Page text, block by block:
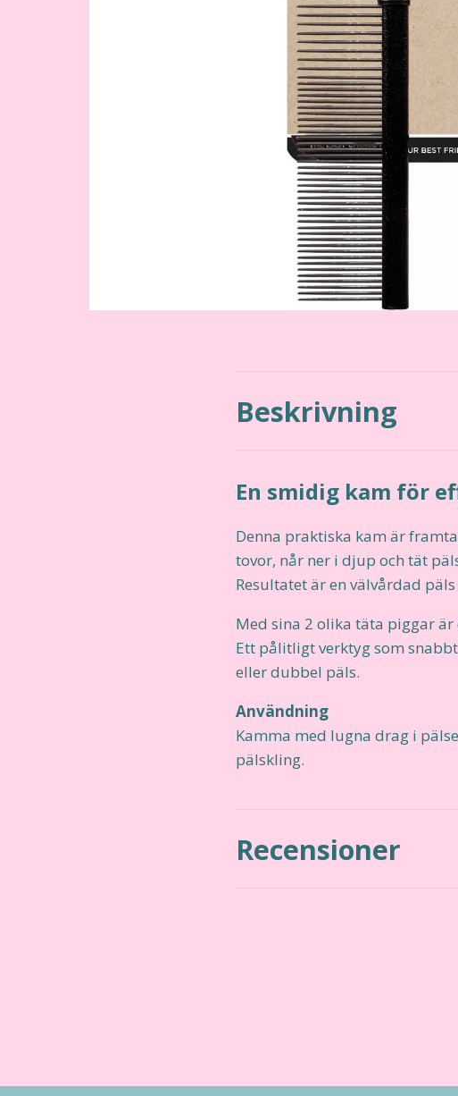
Beskrivning
En smidig kam för
Denna praktiska kam är
tovor, når ner i djup och tät
Resultatet är en välvårdad
Med sina 2 olika täta piggar
Ett pålitligt verktyg som
eller dubbel päls.
Användning
Kamma med lugna drag i
pälskling.
Recensioner